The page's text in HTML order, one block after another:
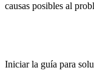
causas posibles al
Iniciar la guía para